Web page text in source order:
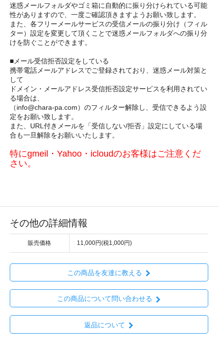
迷惑メールフォルダやゴミ箱に自動的に振り分けられている可能
性がありますので、一度ご確認頂きますようお願い致します。
また、各フリーメールサービスの受信メールの振り分け（フィル
ター）設定を変更して頂くことで迷惑メールフォルダへの振り分
けを防ぐことができます。
■メール受信拒否設定をしている
携帯電話メールアドレスでご登録されており、迷惑メール対策と
して
ドメイン・メールアドレス受信拒否設定サービスを利用されてい
る場合は、
（info@chara-pa.com）のフィルター解除し、受信できるよう設
定をお願い致します。
また、URL付きメールを「受信しない/拒否」設定にしている場
合も一旦解除をお願いいたします。
特にgmeil・Yahoo・icloudのお客様はご注意くだ
さい。
その他の詳細情報
販売価格 11,000円(税1,000円)
この商品を友達に教える
この商品について問い合わせる
返品について